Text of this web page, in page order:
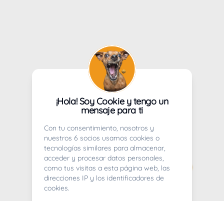
¡Hola! Soy Cookie y tengo un
mensaje para ti
Con tu consentimiento, nosotros y
nuestros 6 socios usamos cookies o
tecnologías similares para almacenar,
acceder y procesar datos personales,
como tus visitas a esta página web, las
direcciones IP y los identificadores de
cookies.